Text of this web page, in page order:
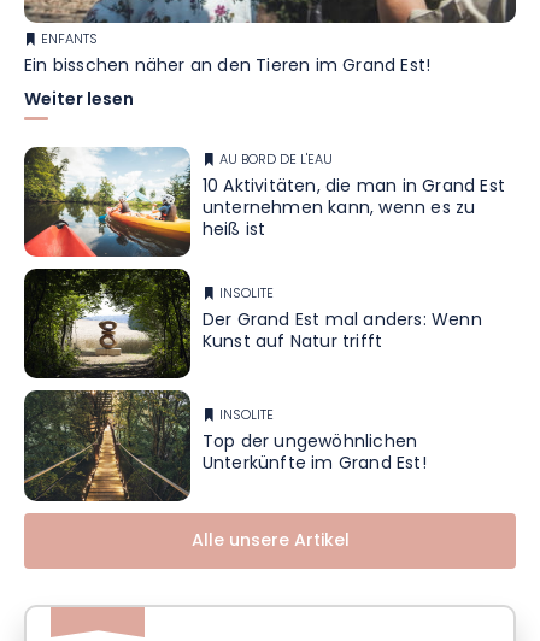
ENFANTS
Ein bisschen näher an den Tieren im Grand Est!
Weiter lesen
AU BORD DE L'EAU
10 Aktivitäten, die man in Grand Est
unternehmen kann, wenn es zu
heiß ist
INSOLITE
Der Grand Est mal anders: Wenn
Kunst auf Natur trifft
INSOLITE
Top der ungewöhnlichen
Unterkünfte im Grand Est!
Alle unsere Artikel